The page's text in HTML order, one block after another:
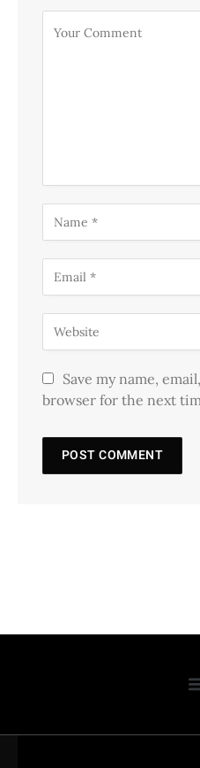
Save my name,
browser for the next